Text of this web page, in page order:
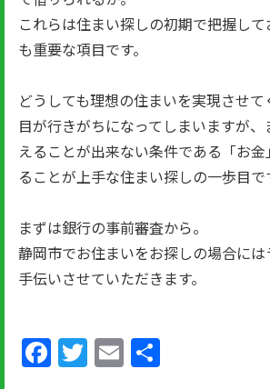
これらは住まい探しの初期で把握し
も重要な項目です。
どうしても理想の住まいを実現させ
目が行きがちになってしまいますが
えることが出来ない条件である「お
ることが上手な住まい探しの一歩目で
まずは銀行の事前審査から。
静岡市でお住まいをお探しの場合に
手伝いさせていただきます。
Facebook
Twitter
Email